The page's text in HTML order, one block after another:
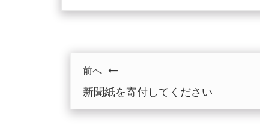
前へ
新聞紙を寄付してください